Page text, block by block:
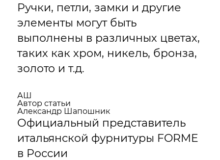
Ручки, петли, замки и другие
элементы могут быть
выполнены в различных цветах,
таких как хром, никель, бронза,
золото и т.д.
АШ
Автор статьи
Александр Шапошник
Официальный представитель
итальянской фурнитуры FORME
в России